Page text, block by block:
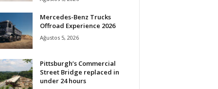
Mercedes-Benz Trucks
Offroad Experience 2026
Ağustos 5, 2026
Pittsburgh’s Commercial
Street Bridge replaced in
under 24 hours